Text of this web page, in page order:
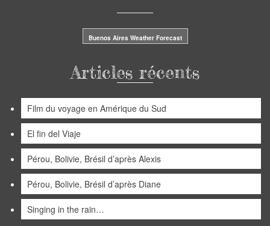
Buenos Aires Weather Forecast
Articles récents
Film du voyage en Amérique du Sud
El fin del Viaje
Pérou, Bolivie, Brésil d’après Alexis
Pérou, Bolivie, Brésil d’après Diane
Singing in the rain…